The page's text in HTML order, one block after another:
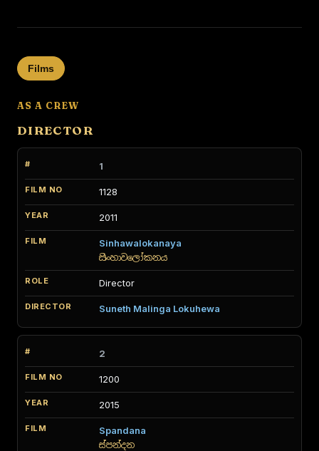
Films
AS A CREW
DIRECTOR
1
1128
2011
Sinhawalokanaya
සිංහාවලෝකනය
Director
Suneth Malinga Lokuhewa
2
1200
2015
Spandana
ස්පන්දන